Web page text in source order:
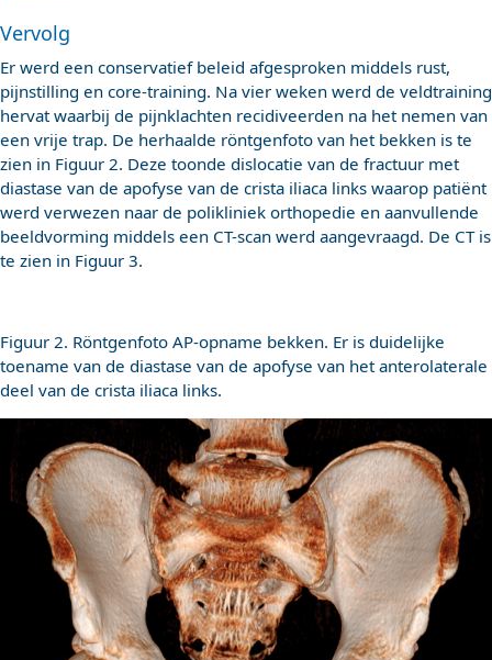
Vervolg
Er werd een conservatief beleid afgesproken middels rust,
pijnstilling en core-training. Na vier weken werd de veldtraining
hervat waarbij de pijnklachten recidiveerden na het nemen van
een vrije trap. De herhaalde röntgenfoto van het bekken is te
zien in Figuur 2. Deze toonde dislocatie van de fractuur met
diastase van de apofyse van de crista iliaca links waarop patiënt
werd verwezen naar de polikliniek orthopedie en aanvullende
beeldvorming middels een CT-scan werd aangevraagd. De CT is
te zien in Figuur 3.
Figuur 2. Röntgenfoto AP-opname bekken. Er is duidelijke
toename van de diastase van de apofyse van het anterolaterale
deel van de crista iliaca links.